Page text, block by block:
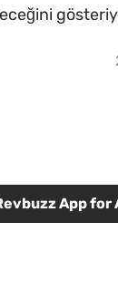
App for